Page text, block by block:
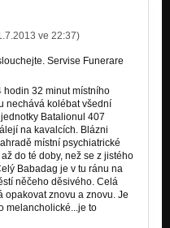
ve 22:37)
Servise Funerare
hodin 32 minut místního
nechává kolébat všední
Batalionul 407
na kavalcích. Blázni
místní psychiatrické
do té doby, než se z jistého
Babadag je v tu ránu na
něčeho děsivého. Celá
opakovat znovu a znovu. Je
melancholické...je to